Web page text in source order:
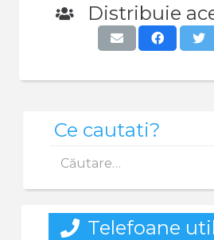
Distribuie
Ce cautati?
după:
Telefoane